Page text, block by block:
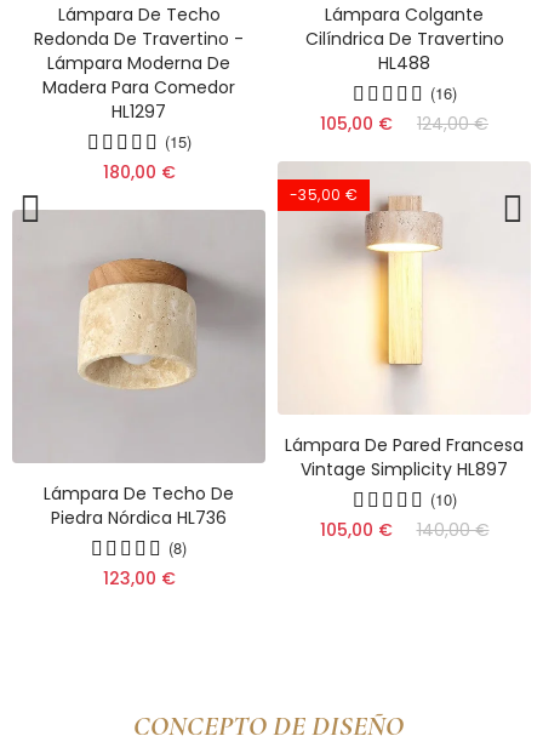
Lámpara De Techo
Redonda De Travertino -
Lámpara Moderna De
Madera Para Comedor
HL1297
(15)
180,00 €
Lámpara De Techo De
Piedra Nórdica HL736
(8)
123,00 €
Lámpara Colgante
Cilíndrica De Travertino
HL488
(16)
105,00 € 124,00 €
-35,00 €
Lámpara De Pared Francesa
Vintage Simplicity HL897
(10)
105,00 € 140,00 €
CONCEPTO DE DISEÑO